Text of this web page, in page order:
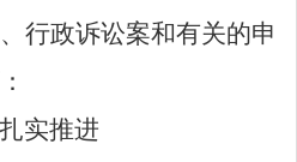
行政诉讼案和有关的申
实推进